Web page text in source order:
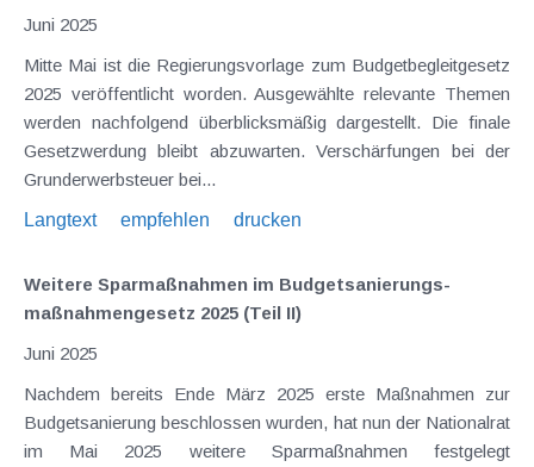
Juni 2025
Mitte Mai ist die Regierungsvorlage zum Budgetbegleitgesetz
2025 veröffentlicht worden. Ausgewählte relevante Themen
werden nachfolgend überblicksmäßig dargestellt. Die finale
Gesetzwerdung bleibt abzuwarten. Verschärfungen bei der
Grunderwerbsteuer bei...
Langtext
empfehlen drucken
Weitere Sparmaßnahmen im Budgetsanierungs­
maßnahmengesetz 2025 (Teil II)
Juni 2025
Nachdem bereits Ende März 2025 erste Maßnahmen zur
Budgetsanierung beschlossen wurden, hat nun der Nationalrat
im Mai 2025 weitere Sparmaßnahmen festgelegt